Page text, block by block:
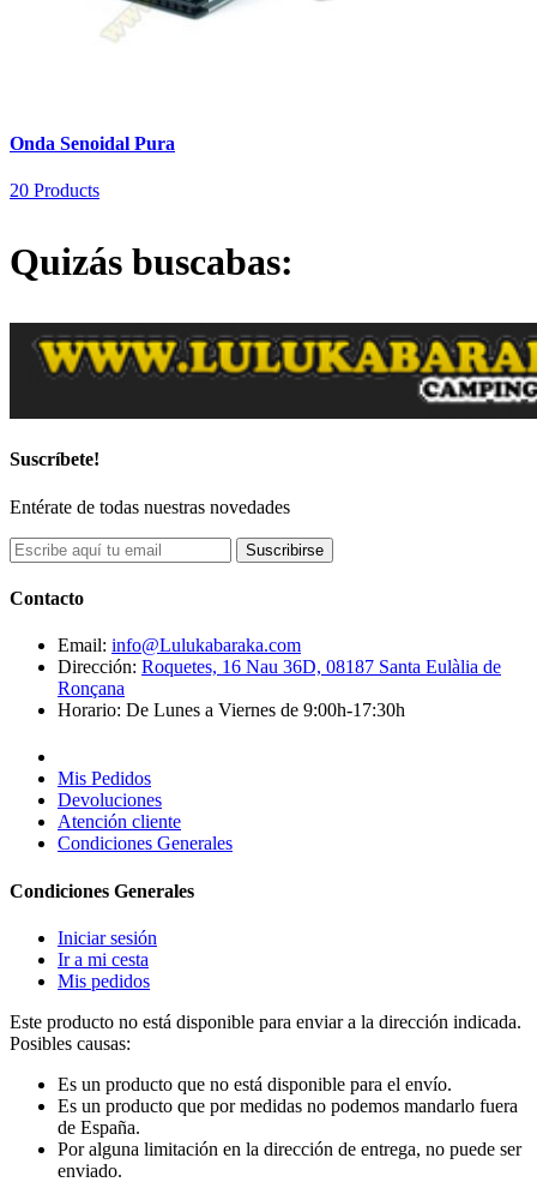
Onda Senoidal Pura
20 Products
Quizás buscabas:
Suscríbete!
Entérate de todas nuestras novedades
Suscribirse
Contacto
Email: info@Lulukabaraka.com
Dirección: Roquetes, 16 Nau 36D, 08187 Santa Eulàlia de
Ronçana
Horario: De Lunes a Viernes de 9:00h-17:30h
Mis Pedidos
Devoluciones
Atención cliente
Condiciones Generales
Condiciones Generales
Iniciar sesión
Ir a mi cesta
Mis pedidos
Este producto no está disponible para enviar a la dirección indicada.
Posibles causas:
Es un producto que no está disponible para el envío.
Es un producto que por medidas no podemos mandarlo fuera
de España.
Por alguna limitación en la dirección de entrega, no puede ser
enviado.